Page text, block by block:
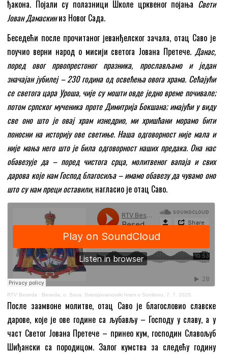
ђакона. Појали су полазници Школе црквеног појања Свети
Јован Дамаскиниз Новог Сада.
Беседећи после прочитаног јеванђелског зачала, отац Саво је
поучио верни народ о мисији светога Јована Претече. Данас,
поред овог првопрестоног празника, прослављамо и један
значајан јубилеј – 230 година од освећења овога храма. Сећајући
се светога цара Уроша, чије су мошти овде једно време почивале;
потом српског мученика проте Димитрија Бокшана; имајући у виду
све оно што је овај храм изнедрио, ми хришћани морамо бити
поносни на историју ове светиње. Наша одговорност није мала и
није мања него што је била одговорност наших предака. Она нас
обавезује да – поред чистога срца, молитвеног вапаја и свих
дарова које нам Господ благосиља – имамо обавезу да чувамо оно
што су нам преци оставили, нагласио је отац Саво.
RTV Beseda · Beseda, o. Sava, Svetojovanovski hram u Somboru, 7. 7. 2020.
После заамвоне молитве, отац Саво је благословио славске
дарове, које је ове године са љубављу – Господу у славу, а у
част Светог Јована Претече – принео кум, господин Славољуб
Шиђански са породицом. Залог кумства за следећу годину